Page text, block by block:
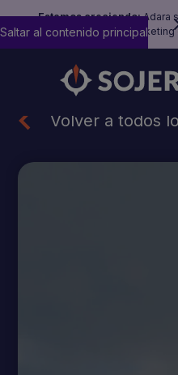
Estamos creciendo:Adara
futuro del marketing
Saltar al contenido principal
Volver a todos